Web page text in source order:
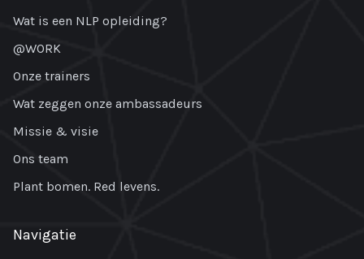
Wat is een NLP opleiding?
@WORK
Onze trainers
Wat zeggen onze ambassadeurs
Missie & visie
Ons team
Plant bomen. Red levens.
Navigatie